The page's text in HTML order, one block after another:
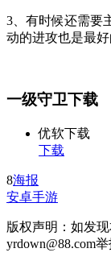
3、有时候还需要
动的进攻也是最好
一级守卫下载
优软下载
下载
8海报
安卓手游
版权声明：如发
yrdown@88.com